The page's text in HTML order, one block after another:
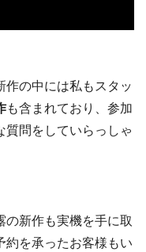
の中には私もスタッ
も含まれており、参加
問をしていらっしゃ
新作も実機を手に取
約を承ったお客様もい